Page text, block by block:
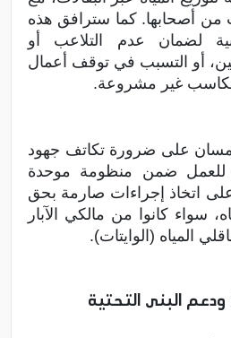
من أصحابها. كما سترافق هذه
لضمان عدم التلاعب أو
أو التسبب في توقف أعمال
مكاسب غير مشروعة.
على ضرورة تكاتف جهود
للعمل ضمن منظومة موحدة
على اتخاذ إجراءات صارمة بحق
سواء كانوا من مالكي الآبار
المياه (الوايتات).
ودعم البنى التحتية